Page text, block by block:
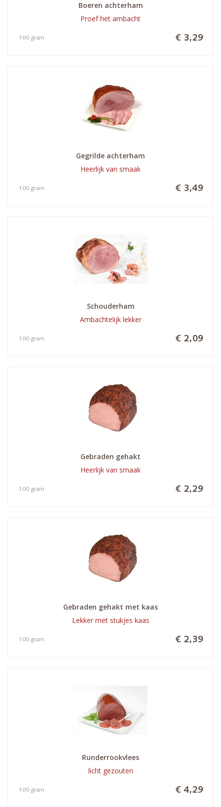
Boeren achterham
Proef het ambacht
€ 3,29
100 gram
Gegrilde achterham
Heerlijk van smaak
€ 3,49
100 gram
Schouderham
Ambachtelijk lekker
€ 2,09
100 gram
Gebraden gehakt
Heerlijk van smaak
€ 2,29
100 gram
Gebraden gehakt met kaas
Lekker met stukjes kaas
€ 2,39
100 gram
Runderrookvlees
licht gezouten
€ 4,29
100 gram